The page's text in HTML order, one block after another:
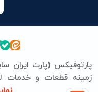
زمینه قطعات و خدمات